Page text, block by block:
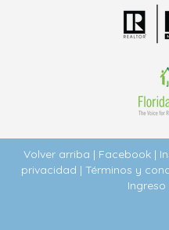
Volver arriba | Facebook|
privacidad | Términos y